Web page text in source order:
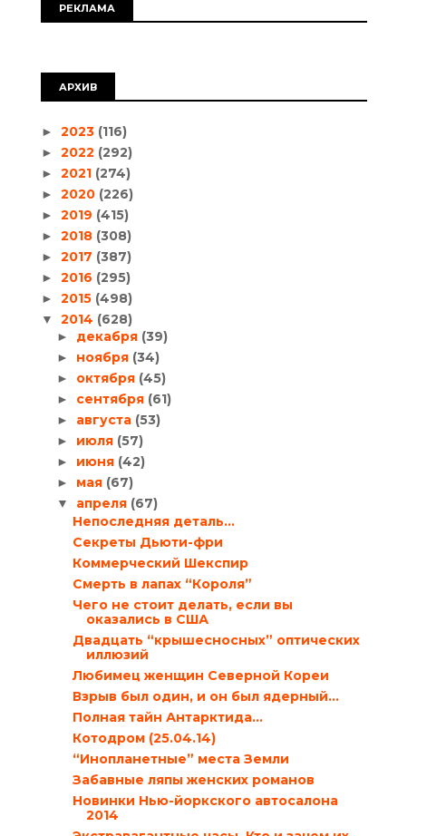
РЕКЛАМА
АРХИВ
► 2023 (116)
► 2022 (292)
► 2021 (274)
► 2020 (226)
► 2019 (415)
► 2018 (308)
► 2017 (387)
► 2016 (295)
► 2015 (498)
▼ 2014 (628)
► декабря (39)
► ноября (34)
► октября (45)
► сентября (61)
► августа (53)
► июля (57)
► июня (42)
► мая (67)
▼ апреля (67)
Непоследняя деталь…
Секреты Дьюти-фри
Коммерческий Шекспир
Смерть в лапах “Короля”
Чего не стоит делать, если вы
оказались в США
Двадцать “крышесносных” оптических
иллюзий
Любимец женщин Северной Кореи
Взрыв был один, и он был ядерный…
Полная тайн Антарктида…
Котодром (25.04.14)
“Инопланетные” места Земли
Забавные ляпы женских романов
Новинки Нью-йоркского автосалона
2014